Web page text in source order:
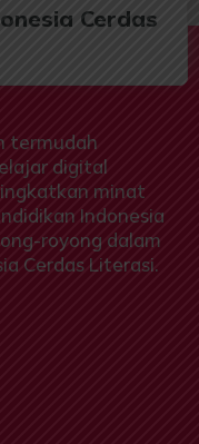
Cerdas
termudah
digital
minat
Indonesia
royong dalam
Cerdas Literasi.